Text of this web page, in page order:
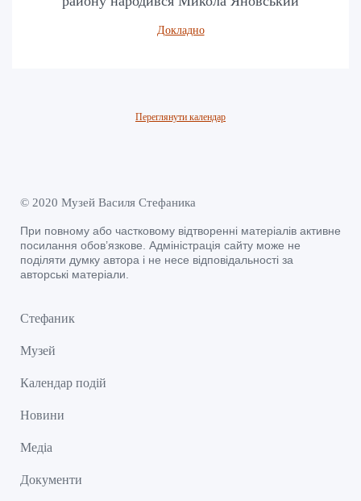
Докладно
Переглянути календар
© 2020 Музей Василя Стефаника
При повному або частковому відтворенні матеріалів активне
посилання обов’язкове. Адміністрація сайту може не
поділяти думку автора і не несе відповідальності за
авторські матеріали.
Стефаник
Музей
Календар подій
Новини
Медіа
Документи